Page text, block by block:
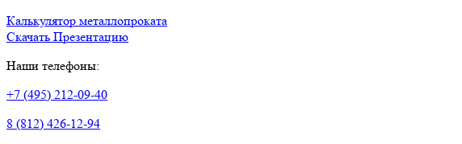
Калькулятор металлопроката
Скачать Презентацию
Наши телефоны:
+7 (495) 212-09-40
8 (812) 426-12-94